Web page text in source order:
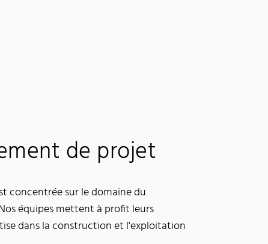
de projet
concentrée sur le domaine du
équipes mettent à profit leurs
dans la construction et l'exploitation